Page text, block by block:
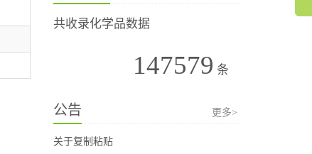
共收录化学品数据
147579 条
公告 更多>
关于复制粘贴